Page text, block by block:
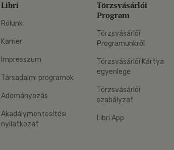
Libri
Rólunk
Karrier
Impresszum
Társadalmi programok
Adományozás
Akadálymentesítési
nyilatkozat
Törzsvásárlói
Program
Törzsvásárlói
Programunkról
Törzsvásárlói Kártya
egyenlege
Törzsvásárlói
szabályzat
Libri App